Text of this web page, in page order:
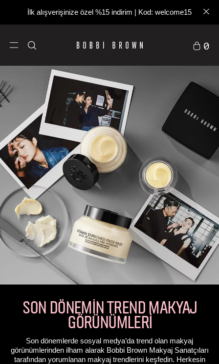
1500 TL ve üzeri alışverişlerde ücretsiz kargo
0
SON DÖNEMİN TREND MAKYAJ
GÖRÜNÜMLERİ
Son dönemlerde sosyal medya’da trend olan makyaj
görünümlerinden ilham alarak Bobbi Brown Makyaj Sanatçıları
tarafından yorumlanan makyaj trendlerini keşfedin. Herkesin